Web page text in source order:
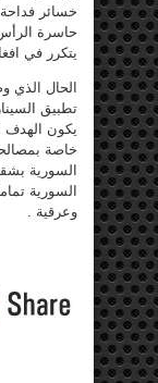
خسائر
حاسرة
يتكرر في
الحال الذي
تطبيق
يكون الهدف
خاصة
السورية
السورية
وعرقية .